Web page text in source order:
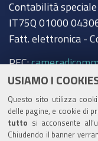
USIAMO I
Questo sito utilizza
delle pagine, e cookie di
tutto si acconsente
Chiudendo il banner
Contabilità
IT75Q 01000
Fatt. elettronica -
PEC:
Trasparenza
Amministrazione
Albo Camerale